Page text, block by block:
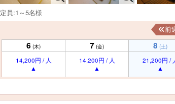
定員:1～5名様
前
6 (木) 7 (金) 8 (土)
14,200円 / 人 14,200円 / 人 21,200円 /